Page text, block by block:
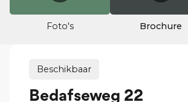
Foto's Brochure
Beschikbaar
Bedafseweg 22